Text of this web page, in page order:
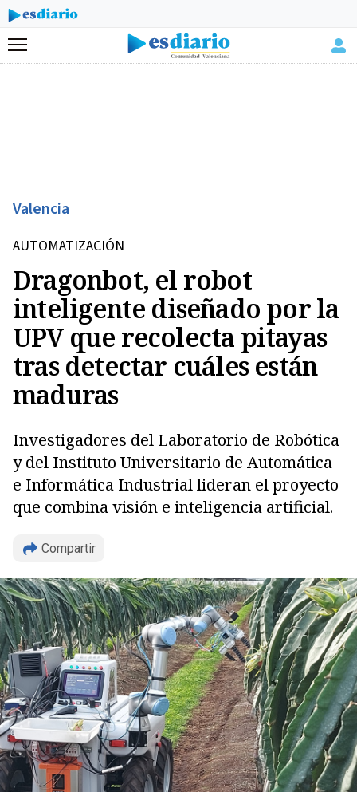
Menú
Valencia
AUTOMATIZACIÓN
Dragonbot, el robot
inteligente diseñado por la
UPV que recolecta pitayas
tras detectar cuáles están
maduras
Investigadores del Laboratorio de Robótica
y del Instituto Universitario de Automática
e Informática Industrial lideran el proyecto
que combina visión e inteligencia artificial.
Compartir
Copiar